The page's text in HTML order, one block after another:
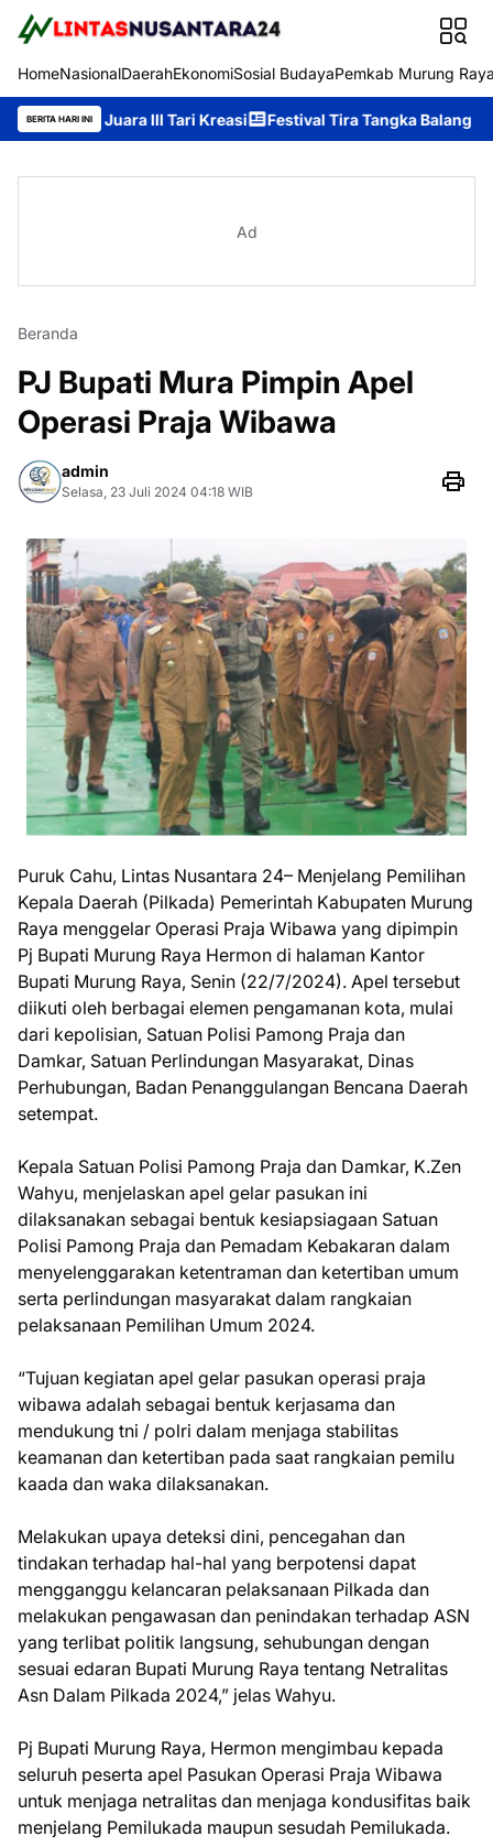
HomeNasionalDaerahEkonomiSosial BudayaPemkab Murung
BERITA HARI INI
Juara III Tari Kreasi Festival Tira Tangka Balang 2026
Ad
Beranda
PJ Bupati Mura Pimpin Apel
Operasi Praja Wibawa
admin
Selasa, 23 Juli 2024 04:18 WIB
Puruk Cahu, Lintas Nusantara 24– Menjelang Pemilihan
Kepala Daerah (Pilkada) Pemerintah Kabupaten Murung
Raya menggelar Operasi Praja Wibawa yang dipimpin
Pj Bupati Murung Raya Hermon di halaman Kantor
Bupati Murung Raya, Senin (22/7/2024). Apel tersebut
diikuti oleh berbagai elemen pengamanan kota, mulai
dari kepolisian, Satuan Polisi Pamong Praja dan
Damkar, Satuan Perlindungan Masyarakat, Dinas
Perhubungan, Badan Penanggulangan Bencana Daerah
setempat.
Kepala Satuan Polisi Pamong Praja dan Damkar, K.Zen
Wahyu, menjelaskan apel gelar pasukan ini
dilaksanakan sebagai bentuk kesiapsiagaan Satuan
Polisi Pamong Praja dan Pemadam Kebakaran dalam
menyelenggarakan ketentraman dan ketertiban umum
serta perlindungan masyarakat dalam rangkaian
pelaksanaan Pemilihan Umum 2024.
“Tujuan kegiatan apel gelar pasukan operasi praja
wibawa adalah sebagai bentuk kerjasama dan
mendukung tni / polri dalam menjaga stabilitas
keamanan dan ketertiban pada saat rangkaian pemilu
kaada dan waka dilaksanakan.
Melakukan upaya deteksi dini, pencegahan dan
tindakan terhadap hal-hal yang berpotensi dapat
mengganggu kelancaran pelaksanaan Pilkada dan
melakukan pengawasan dan penindakan terhadap ASN
yang terlibat politik langsung, sehubungan dengan
sesuai edaran Bupati Murung Raya tentang Netralitas
Asn Dalam Pilkada 2024,” jelas Wahyu.
Pj Bupati Murung Raya, Hermon mengimbau kepada
seluruh peserta apel Pasukan Operasi Praja Wibawa
untuk menjaga netralitas dan menjaga kondusifitas baik
menjelang Pemilukada maupun sesudah Pemilukada.